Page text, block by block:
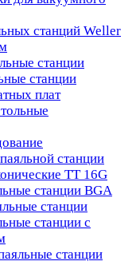
станций Weller
станции
станции
плат
станции
TT 16G
станции BGA
станции
станции с
станции